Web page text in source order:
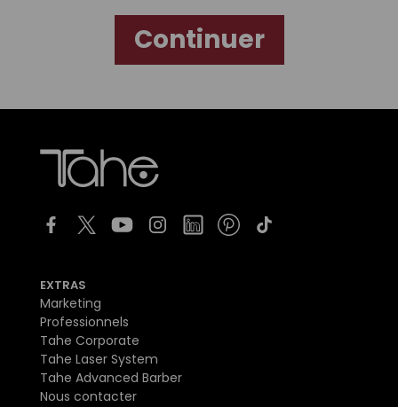
Continuer
EXTRAS
Marketing
Professionnels
Tahe Corporate
Tahe Laser System
Tahe Advanced Barber
Nous contacter